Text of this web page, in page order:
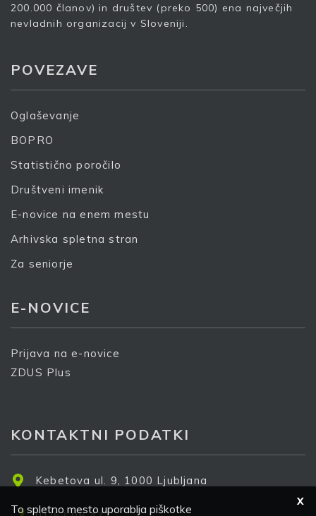
200.000 članov) in društev (preko 500) ena največjih
nevladnih organizacij v Sloveniji.
POVEZAVE
Oglaševanje
BOPRO
Statistično poročilo
Društveni imenik
E-novice na enem mestu
Arhivska spletna stran
Za seniorje
E-NOVICE
Prijava na e-novice
ZDUS Plus
KONTAKTNI PODATKI
Kebetova ul. 9, 1000 Ljubljana
X
To spletno mesto uporablja piškotke